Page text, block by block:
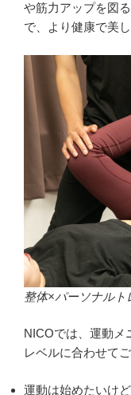
や筋力アップを図
で、より健康で美
整体×パーソナルト
NICOでは、運動メ
レベルに合わせて
運動は始めたいけ